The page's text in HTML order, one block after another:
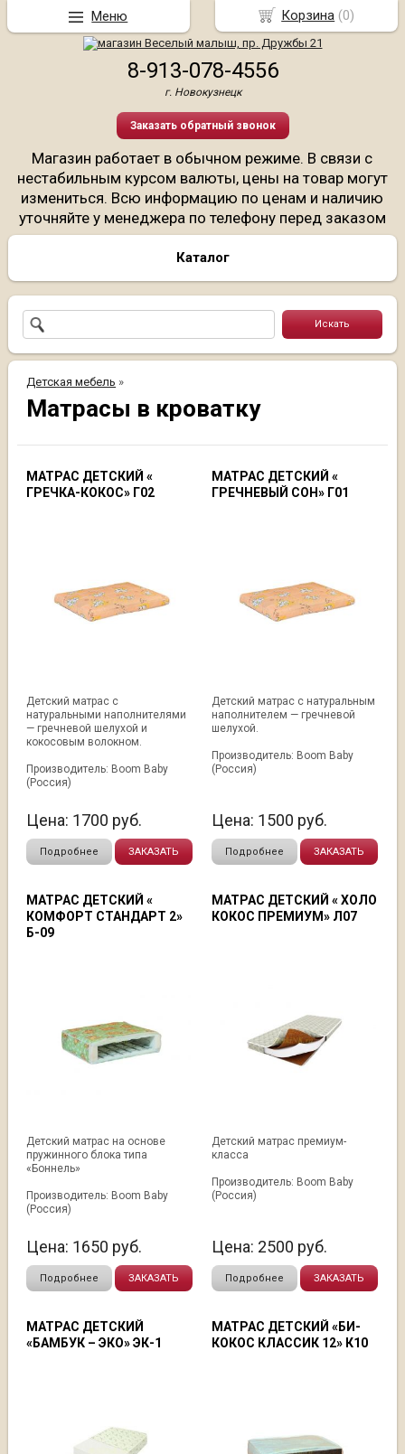
8-913-078-4556
г. Новокузнецк
Заказать обратный звонок
Магазин работает в обычном режиме. В связи с
нестабильным курсом валюты, цены на товар могут
измениться. Всю информацию по ценам и наличию
уточняйте у менеджера по телефону перед заказом
Каталог
Детская мебель »
Матрасы в кроватку
МАТРАС ДЕТСКИЙ «
ГРЕЧКА-КОКОС» Г02
Детский матрас с
натуральными наполнителями
— гречневой шелухой и
кокосовым волокном.
Производитель: Boom Baby
(Россия)
Цена: 1700 руб.
Подробнее ЗАКАЗАТЬ
МАТРАС ДЕТСКИЙ «
ГРЕЧНЕВЫЙ СОН» Г01
Детский матрас с натуральным
наполнителем — гречневой
шелухой.
Производитель: Boom Baby
(Россия)
Цена: 1500 руб.
Подробнее ЗАКАЗАТЬ
МАТРАС ДЕТСКИЙ «
КОМФОРТ СТАНДАРТ 2»
Б-09
Детский матрас на основе
пружинного блока типа
«Боннель»
Производитель: Boom Baby
(Россия)
Цена: 1650 руб.
Подробнее ЗАКАЗАТЬ
МАТРАС ДЕТСКИЙ « ХОЛО
КОКОС ПРЕМИУМ» Л07
Детский матрас премиум-
класса
Производитель: Boom Baby
(Россия)
Цена: 2500 руб.
Подробнее ЗАКАЗАТЬ
МАТРАС ДЕТСКИЙ
«БАМБУК – ЭКО» ЭК-1
МАТРАС ДЕТСКИЙ «БИ-
КОКОС КЛАССИК 12» К10
Корзина (0)
Меню